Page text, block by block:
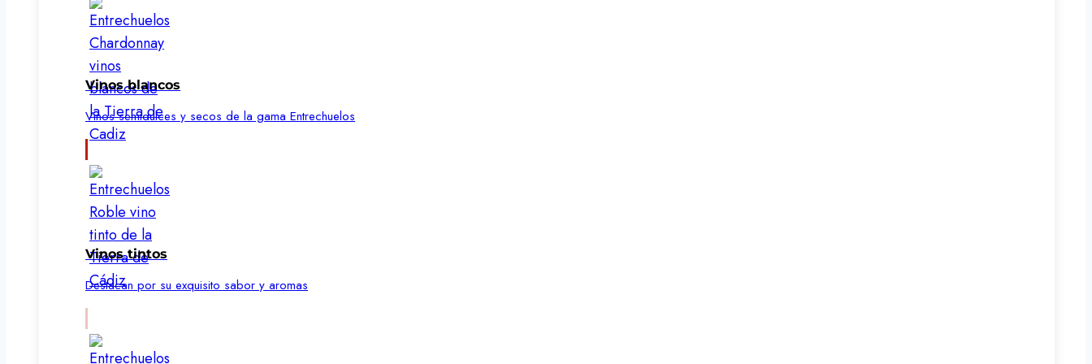
Vinos blancos
Vinos semidulces y secos de la gama Entrechuelos
Vinos tintos
Destacan por su exquisito sabor y aromas